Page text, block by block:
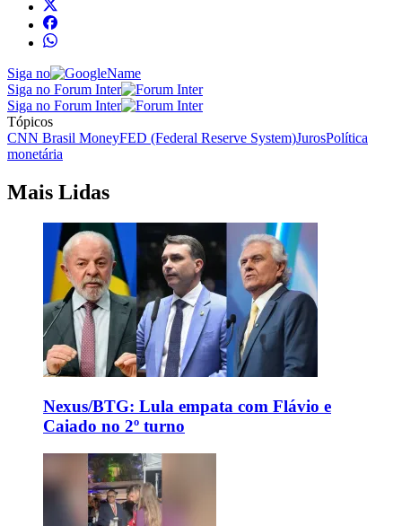
Siga no
Siga no Forum Inter
Siga no Forum Inter
Tópicos
CNN Brasil MoneyFED (Federal Reserve System)JurosPolítica
monetária
Mais Lidas
Nexus/BTG: Lula empata com Flávio e
Caiado no 2º turno